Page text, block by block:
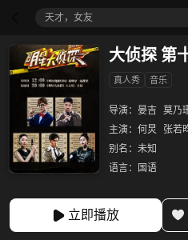
天才，女友
大侦探 第
真人秀 音乐
导演： 晏吉 莫乃
主演： 何炅 张若
别名： 未知
语言：
国语
立即播放